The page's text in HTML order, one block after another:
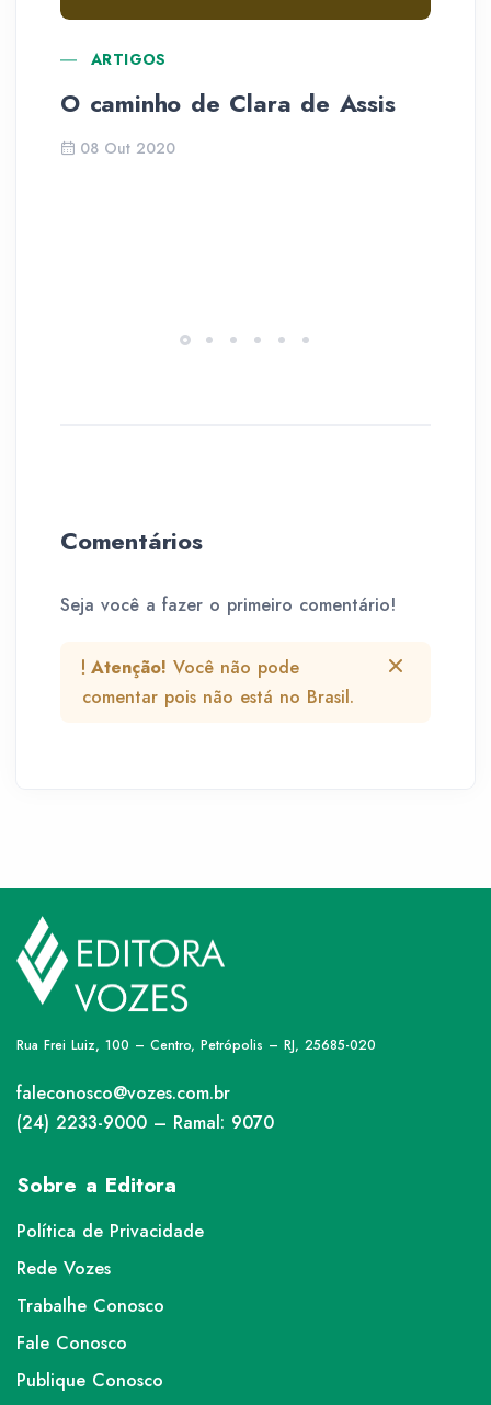
ARTIGOS
O caminho de Clara de Assis
08 Out 2020
Comentários
Seja você a fazer o primeiro comentário!
Atenção! Você não pode
comentar pois não está no Brasil.
Rua Frei Luiz, 100 – Centro, Petrópolis – RJ, 25685-020
faleconosco@vozes.com.br
(24) 2233-9000 – Ramal: 9070
Sobre a Editora
Política de Privacidade
Rede Vozes
Trabalhe Conosco
Fale Conosco
Publique Conosco